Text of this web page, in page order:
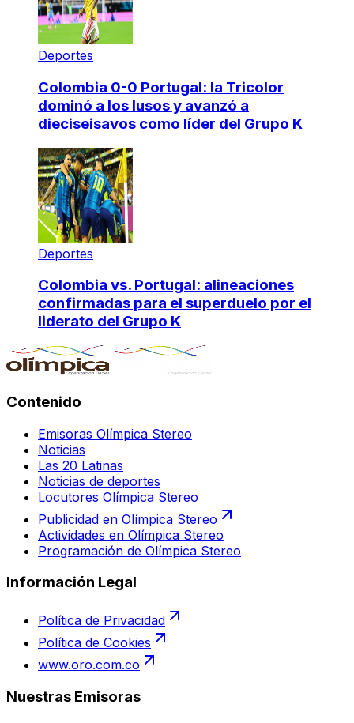
Deportes
Colombia 0-0 Portugal: la Tricolor
dominó a los lusos y avanzó a
dieciseisavos como líder del Grupo K
Deportes
Colombia vs. Portugal: alineaciones
confirmadas para el superduelo por el
liderato del Grupo K
Contenido
Emisoras Olímpica Stereo
Noticias
Las 20 Latinas
Noticias de deportes
Locutores Olímpica Stereo
Publicidad en Olímpica Stereo
Actividades en Olímpica Stereo
Programación de Olímpica Stereo
Información Legal
Política de Privacidad
Política de Cookies
www.oro.com.co
Nuestras Emisoras